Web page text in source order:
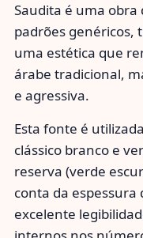
Saudita é uma obra
padrões genéricos,
uma estética que
árabe tradicional,
e agressiva.
Esta fonte é
clássico branco e
reserva (verde
conta da
excelente